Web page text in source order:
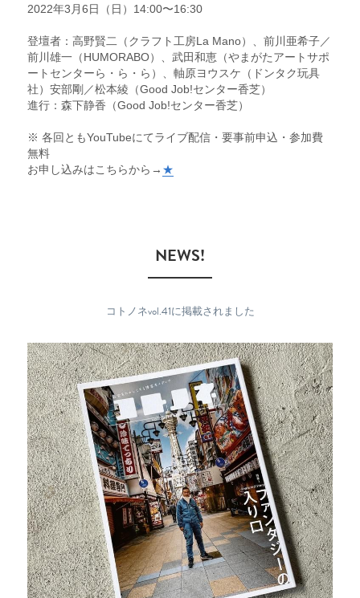
2022年3月6日（日）14:00〜16:30
登壇者：高野賢二（クラフト工房La Mano）、前川亜希子／
前川雄一（HUMORABO）、武田和恵（やまがたアートサポ
ートセンターら・ら・ら）、軸原ヨウスケ（ドンタク玩具
社）安部剛／松本綾（Good Job!センター香芝）
進行：森下静香（Good Job!センター香芝）
※ 各回ともYouTubeにてライブ配信・要事前申込・参加費
無料
お申し込みはこちらから→ ★
NEWS!
コトノネvol.41に掲載されました